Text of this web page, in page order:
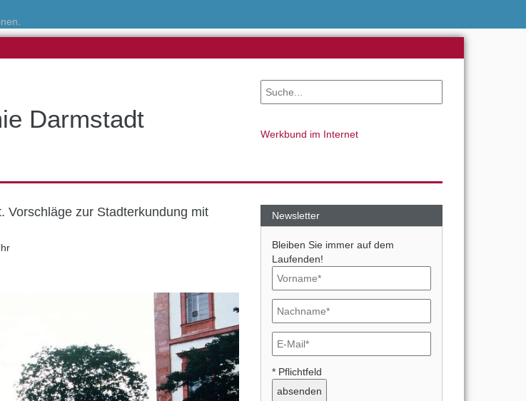
Darmstadt
Werkbund im Internet
Vorschläge zur Stadterkundung mit
Newsletter
Bleiben Sie immer auf dem
Laufenden!
* Pflichtfeld